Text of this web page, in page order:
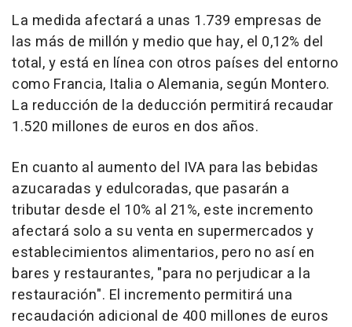
La medida afectará a unas 1.739 empresas de
las más de millón y medio que hay, el 0,12% del
total, y está en línea con otros países del entorno
como Francia, Italia o Alemania, según Montero.
La reducción de la deducción permitirá recaudar
1.520 millones de euros en dos años.
En cuanto al aumento del IVA para las bebidas
azucaradas y edulcoradas, que pasarán a
tributar desde el 10% al 21%, este incremento
afectará solo a su venta en supermercados y
establecimientos alimentarios, pero no así en
bares y restaurantes, "para no perjudicar a la
restauración". El incremento permitirá una
recaudación adicional de 400 millones de euros